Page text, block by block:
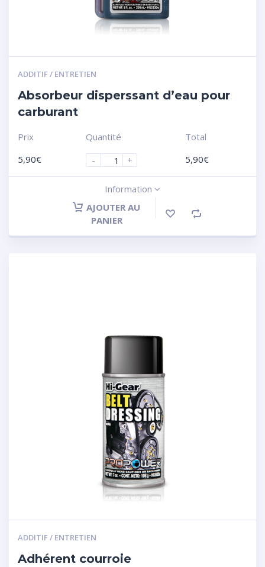
ADDITIF / ENTRETIEN
Absorbeur disperssant d’eau pour
carburant
Prix
5,90€
Quantité
-
+
Total
5,90€
Information
AJOUTER AU
PANIER
ADDITIF / ENTRETIEN
Adhérent courroie